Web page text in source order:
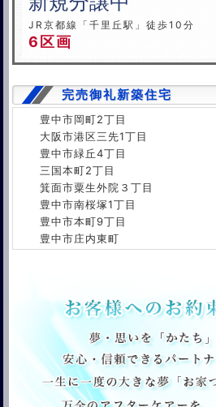
JR京都線「千里丘駅」徒歩10分
6区画
完売御礼新築住宅
豊中市岡町2丁目
大阪市港区三先1丁目
豊中市緑丘4丁目
三国本町2丁目
箕面市粟生外院３丁目
豊中市南桜塚1丁目
豊中市本町9丁目
豊中市庄内東町
淀川区三国本町2丁目
淀川区西三国3丁目
尼崎市田能町3丁目
吹田市原町2丁目
箕面市稲1丁目